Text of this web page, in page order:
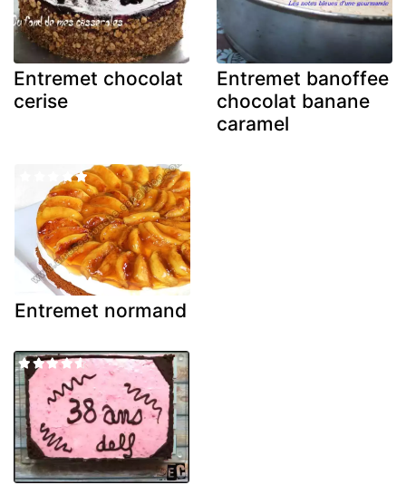
Entremet chocolat
cerise
Entremet banoffee
chocolat banane
caramel
Entremet normand